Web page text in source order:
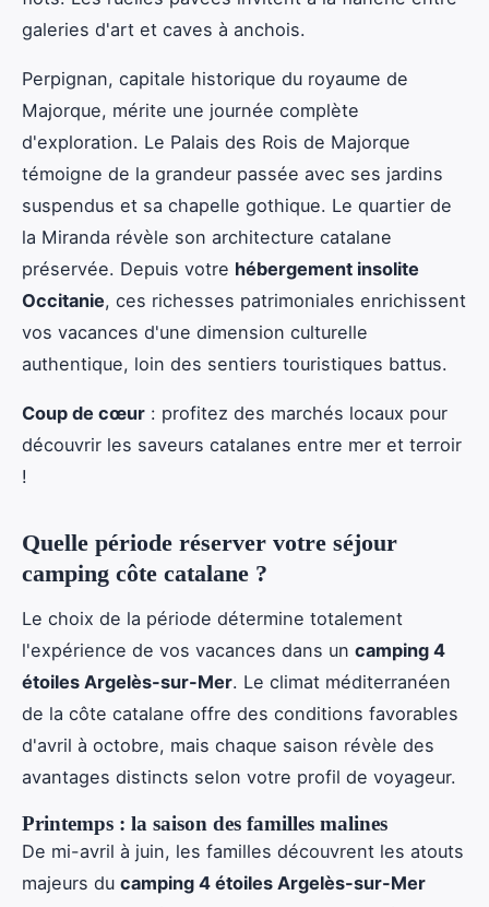
galeries d'art et caves à anchois.
Perpignan, capitale historique du royaume de
Majorque, mérite une journée complète
d'exploration. Le Palais des Rois de Majorque
témoigne de la grandeur passée avec ses jardins
suspendus et sa chapelle gothique. Le quartier de
la Miranda révèle son architecture catalane
préservée. Depuis votre hébergement insolite
Occitanie, ces richesses patrimoniales enrichissent
vos vacances d'une dimension culturelle
authentique, loin des sentiers touristiques battus.
Coup de cœur : profitez des marchés locaux pour
découvrir les saveurs catalanes entre mer et terroir
!
Quelle période réserver votre séjour
camping côte catalane ?
Le choix de la période détermine totalement
l'expérience de vos vacances dans un camping 4
étoiles Argelès-sur-Mer. Le climat méditerranéen
de la côte catalane offre des conditions favorables
d'avril à octobre, mais chaque saison révèle des
avantages distincts selon votre profil de voyageur.
Printemps : la saison des familles malines
De mi-avril à juin, les familles découvrent les atouts
majeurs du camping 4 étoiles Argelès-sur-Mer